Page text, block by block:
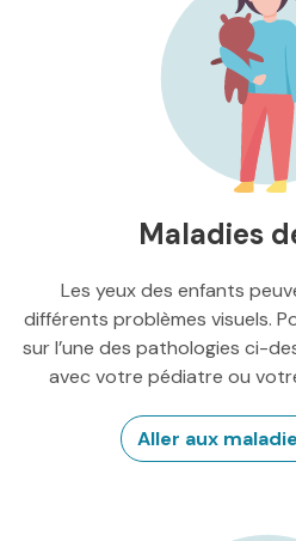
Maladies
Les yeux des enfants
différents problèmes visuels.
sur l’une des pathologies ci-
avec votre pédiatre ou
Aller aux